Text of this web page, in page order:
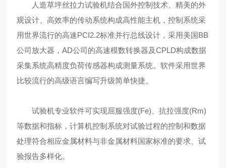
人造草坪丝拉力试验机结合国外控制技术、精美的外
观设计、高效率的传动系统构成高性能主机，控制系统采
用世界流行的高速PCI2.2标准并行总线设计，采用美国BB
公司放大器，AD公司的高速模数转换器及CPLD构成数据
采集系统高精度负荷传感器构成测量系统。软件采用世界
比较流行的高级语言编写升级简单快捷。
试验机专业软件可实现屈服强度(Fe)、抗拉强度(Rm)
等数据和指标，计算机控制系统对试验过程的控制和数据
处理符合相应金属材料与非金属材料国家标准的要求、试
验报告多样化。